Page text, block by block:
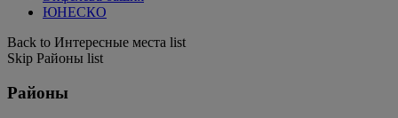
ЮНЕСКО
Back to Интересные места list
Skip Районы list
Районы